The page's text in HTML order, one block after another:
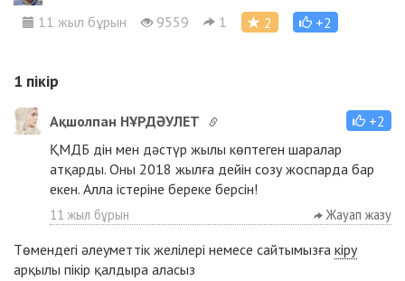
11 жыл бұрын
9559 1 2 +2
1 пікір
Ақшолпан НҰРДӘУЛЕТ
+2
ҚМДБ дін мен дәстүр жылы көптеген шаралар
атқарды. Оны 2018 жылға дейін созу жоспарда бар
екен. Алла істеріне береке берсін!
11 жыл бұрын Жауап жазу
Төмендегі әлеуметтік желілері немесе сайтымызға кіру
арқылы пікір қалдыра аласыз